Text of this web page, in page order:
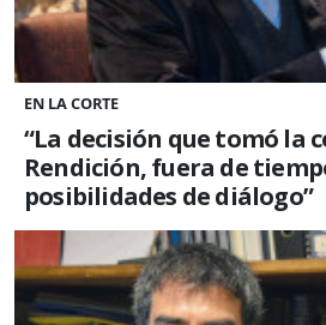
EN LA CORTE
“La decisión que tomó la
Rendición, fuera de
posibilidades de diálogo”